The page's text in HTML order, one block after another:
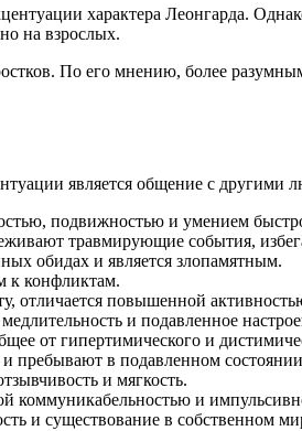
характера Леонгарда.
на взрослых.
По его мнению, более
является общение с
подвижностью и умением
травмирующие события,
обидах и является злопамятным.
к конфликтам.
отличается повышенной
и подавленное
от гипертимического и
пребывают в подавленном
и мягкость.
коммуникабельностью и
и существование в собственном